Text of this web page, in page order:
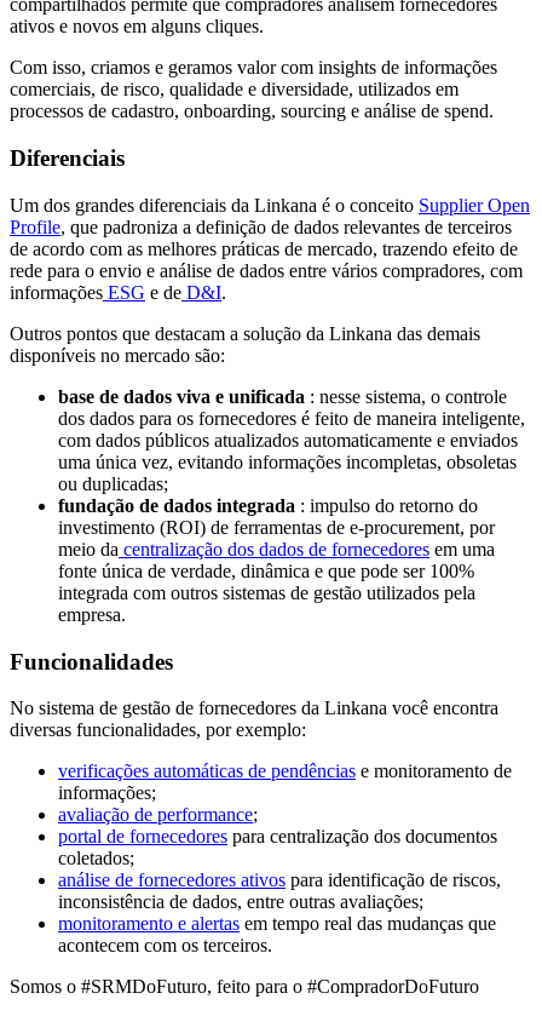
compartilhados permite que compradores analisem fornecedores
ativos e novos em alguns cliques.
Com isso, criamos e geramos valor com insights de informações
comerciais, de risco, qualidade e diversidade, utilizados em
processos de cadastro, onboarding, sourcing e análise de spend.
Diferenciais
Um dos grandes diferenciais da Linkana é o conceito Supplier Open
Profile, que padroniza a definição de dados relevantes de terceiros
de acordo com as melhores práticas de mercado, trazendo efeito de
rede para o envio e análise de dados entre vários compradores, com
informações ESG e de D&I.
Outros pontos que destacam a solução da Linkana das demais
disponíveis no mercado são:
base de dados viva e unificada : nesse sistema, o controle
dos dados para os fornecedores é feito de maneira inteligente,
com dados públicos atualizados automaticamente e enviados
uma única vez, evitando informações incompletas, obsoletas
ou duplicadas;
fundação de dados integrada : impulso do retorno do
investimento (ROI) de ferramentas de e-procurement, por
meio da centralização dos dados de fornecedores em uma
fonte única de verdade, dinâmica e que pode ser 100%
integrada com outros sistemas de gestão utilizados pela
empresa.
Funcionalidades
No sistema de gestão de fornecedores da Linkana você encontra
diversas funcionalidades, por exemplo:
verificações automáticas de pendências e monitoramento de
informações;
avaliação de performance;
portal de fornecedores para centralização dos documentos
coletados;
análise de fornecedores ativos para identificação de riscos,
inconsistência de dados, entre outras avaliações;
monitoramento e alertas em tempo real das mudanças que
acontecem com os terceiros.
Somos o #SRMDoFuturo, feito para o #CompradorDoFuturo